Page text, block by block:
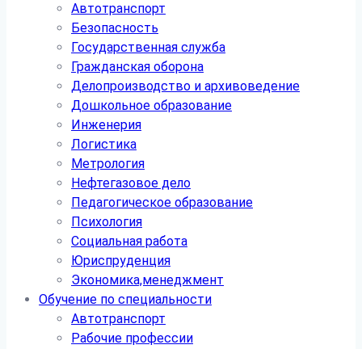
Автотранспорт
Безопасность
Государственная служба
Гражданская оборона
Делопроизводство и архивоведение
Дошкольное образование
Инженерия
Логистика
Метрология
Нефтегазовое дело
Педагогическое образование
Психология
Социальная работа
Юриспруденция
Экономика,менеджмент
Обучение по специальности
Автотранспорт
Рабочие профессии